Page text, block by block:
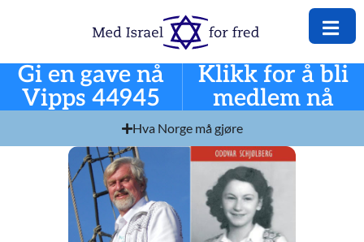
Gi en gave nå
Vipps 44945
Klikk for å bli
medlem nå
Hva Norge må gjøre